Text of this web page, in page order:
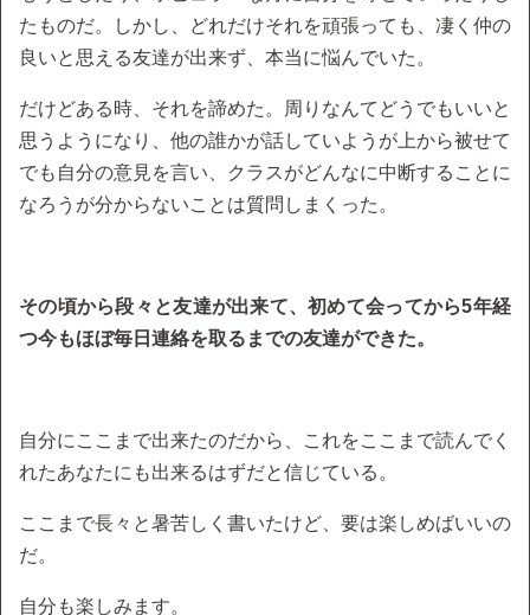
たものだ。しかし、どれだけそれを頑張っても、凄く仲の
良いと思える友達が出来ず、本当に悩んでいた。
だけどある時、それを諦めた。周りなんてどうでもいいと
思うようになり、他の誰かが話していようが上から被せて
でも自分の意見を言い、クラスがどんなに中断することに
なろうが分からないことは質問しまくった。
その頃から段々と友達が出来て、初めて会ってから5年経
つ今もほぼ毎日連絡を取るまでの友達ができた。
自分にここまで出来たのだから、これをここまで読んでく
れたあなたにも出来るはずだと信じている。
ここまで長々と暑苦しく書いたけど、要は楽しめばいいの
だ。
自分も楽しみます。